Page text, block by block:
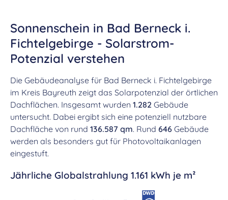
Sonnenschein in Bad Berneck i.
Fichtelgebirge - Solarstrom-
Potenzial verstehen
Die Gebäudeanalyse für Bad Berneck i. Fichtelgebirge
im Kreis Bayreuth zeigt das Solarpotenzial der örtlichen
Dachflächen. Insgesamt wurden 1.282 Gebäude
untersucht. Dabei ergibt sich eine potenziell nutzbare
Dachfläche von rund 136.587 qm. Rund 646 Gebäude
werden als besonders gut für Photovoltaikanlagen
eingestuft.
Jährliche Globalstrahlung 1.161 kWh je m²